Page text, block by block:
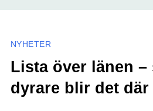
NYHETER
Lista över länen –
dyrare blir det